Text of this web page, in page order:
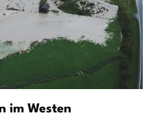
im Westen